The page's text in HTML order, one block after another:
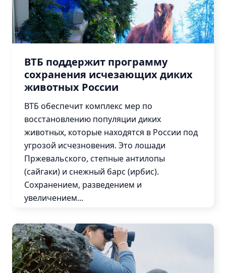
ВТБ поддержит программу
сохранения исчезающих диких
животных России
ВТБ обеспечит комплекс мер по
восстановлению популяции диких
животных, которые находятся в России под
угрозой исчезновения. Это лошади
Пржевальского, степные антилопы
(сайгаки) и снежный барс (ирбис).
Сохранением, разведением и
увеличением...